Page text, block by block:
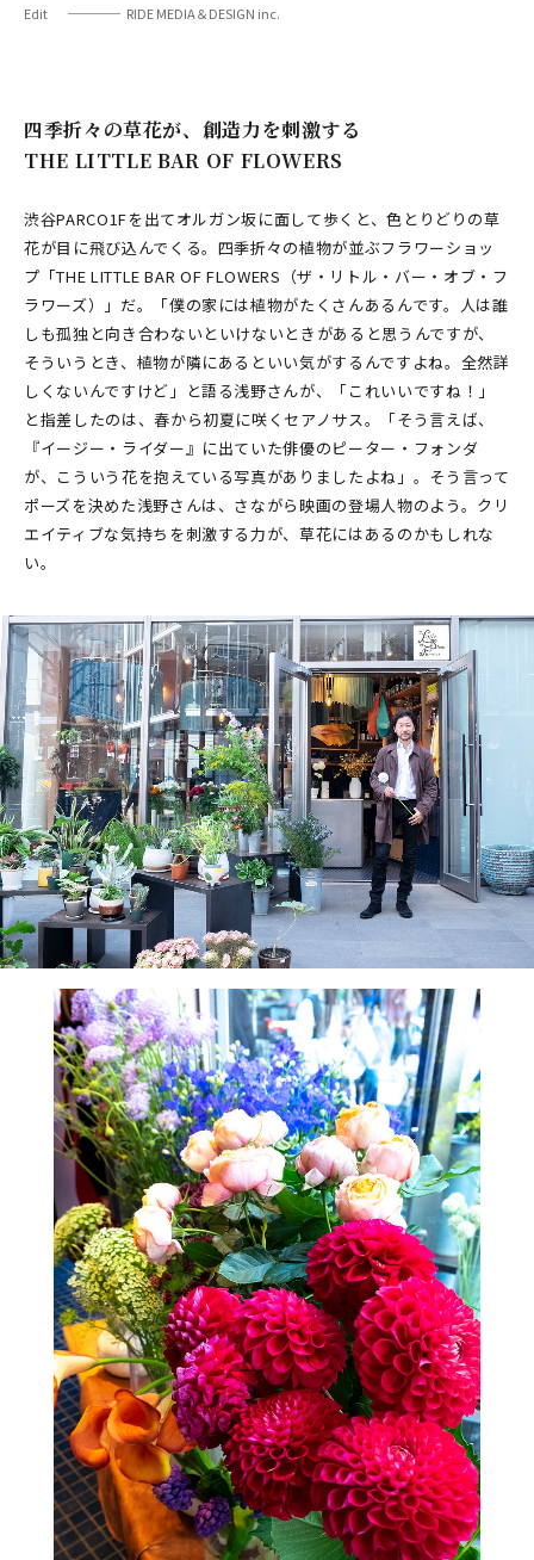
Edit
RIDE MEDIA＆DESIGN inc.
四季折々の草花が、創造力を刺激する
THE LITTLE BAR OF FLOWERS
渋谷PARCO1Fを出てオルガン坂に面して歩くと、色とりどりの草
花が目に飛び込んでくる。四季折々の植物が並ぶフラワーショッ
プ「THE LITTLE BAR OF FLOWERS（ザ・リトル・バー・オブ・フ
ラワーズ）」だ。「僕の家には植物がたくさんあるんです。人は誰
しも孤独と向き合わないといけないときがあると思うんですが、
そういうとき、植物が隣にあるといい気がするんですよね。全然詳
しくないんですけど」と語る浅野さんが、「これいいですね！」
と指差したのは、春から初夏に咲くセアノサス。「そう言えば、
『イージー・ライダー』に出ていた俳優のピーター・フォンダ
が、こういう花を抱えている写真がありましたよね」。そう言って
ポーズを決めた浅野さんは、さながら映画の登場人物のよう。クリ
エイティブな気持ちを刺激する力が、草花にはあるのかもしれな
い。